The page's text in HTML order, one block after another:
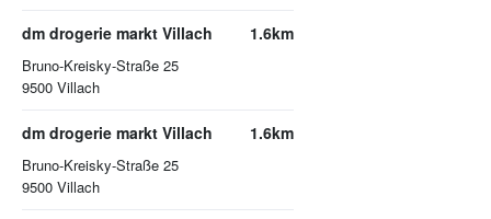
dm drogerie markt Villach
Bruno-Kreisky-Straße 25
9500 Villach
1.6km
dm drogerie markt Villach
Bruno-Kreisky-Straße 25
9500 Villach
1.6km